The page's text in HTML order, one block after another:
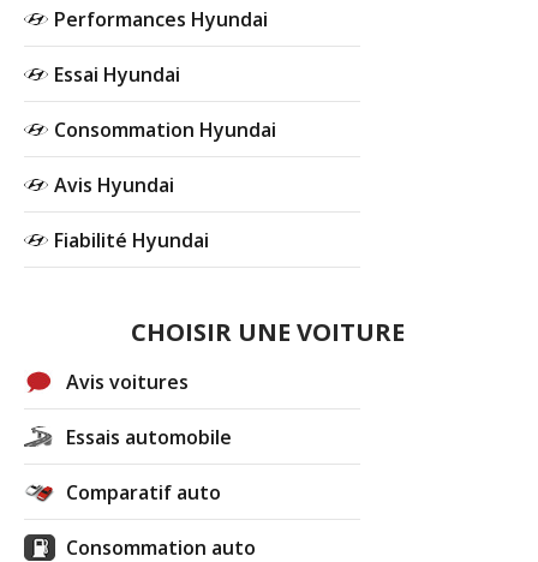
Performances Hyundai
Essai Hyundai
Consommation Hyundai
Avis Hyundai
Fiabilité Hyundai
CHOISIR UNE VOITURE
Avis voitures
Essais automobile
Comparatif auto
Consommation auto